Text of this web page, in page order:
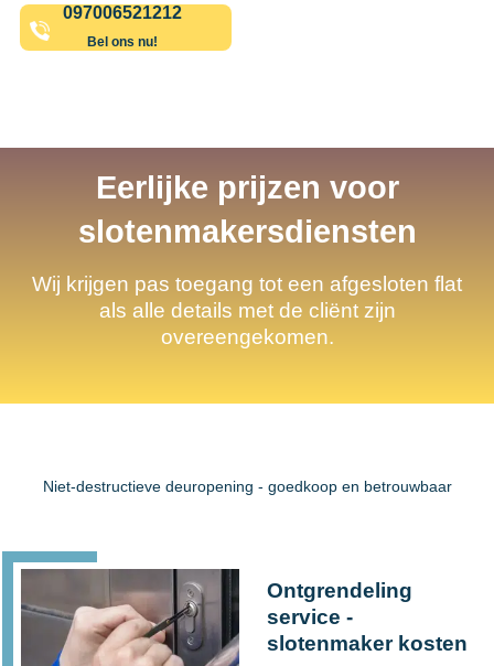
097006521212
Bel ons nu!
Eerlijke prijzen voor
slotenmakersdiensten
Wij krijgen pas toegang tot een afgesloten flat
als alle details met de cliënt zijn
overeengekomen.
Niet-destructieve deuropening - goedkoop en betrouwbaar
Ontgrendeling
service -
slotenmaker kosten